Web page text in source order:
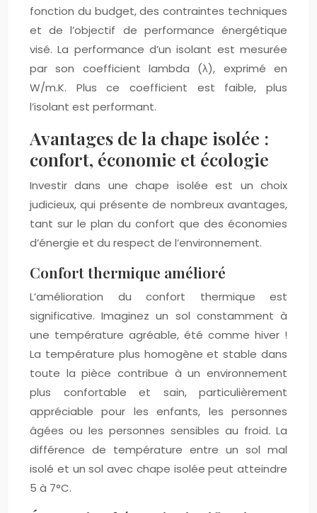
fonction du budget, des contraintes techniques
et de l’objectif de performance énergétique
visé. La performance d’un isolant est mesurée
par son coefficient lambda (λ), exprimé en
W/m.K. Plus ce coefficient est faible, plus
l’isolant est performant.
Avantages de la chape isolée :
confort, économie et écologie
Investir dans une chape isolée est un choix
judicieux, qui présente de nombreux avantages,
tant sur le plan du confort que des économies
d’énergie et du respect de l’environnement.
Confort thermique amélioré
L’amélioration du confort thermique est
significative. Imaginez un sol constamment à
une température agréable, été comme hiver !
La température plus homogène et stable dans
toute la pièce contribue à un environnement
plus confortable et sain, particulièrement
appréciable pour les enfants, les personnes
âgées ou les personnes sensibles au froid. La
différence de température entre un sol mal
isolé et un sol avec chape isolée peut atteindre
5 à 7°C.